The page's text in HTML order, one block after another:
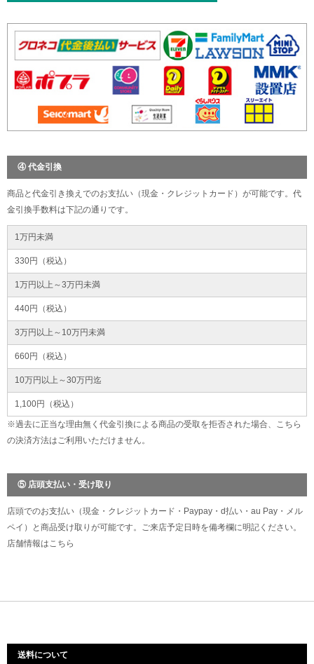
④ 代金引換
商品と代金引き換えでのお支払い（現金・クレジットカード）が可能です。代
金引換手数料は下記の通りです。
1万円未満
330円（税込）
1万円以上～3万円未満
440円（税込）
3万円以上～10万円未満
660円（税込）
10万円以上～30万円迄
1,100円（税込）
※過去に正当な理由無く代金引換による商品の受取を拒否された場合、こちら
の決済方法はご利用いただけません。
⑤ 店頭支払い・受け取り
店頭でのお支払い（現金・クレジットカード・Paypay・d払い・au Pay・メル
ペイ）と商品受け取りが可能です。ご来店予定日時を備考欄に明記ください。
店舗情報は こちら
送料について